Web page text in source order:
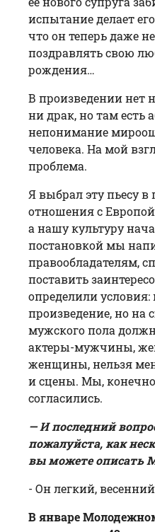
испытание делает
что он теперь даже
поздравлять свою
рождения…
В произведении нет
ни драк, но там есть
непонимание
человека. На мой
проблема.
Я выбрал эту пьесу в
отношения с
а нашу культуру
постановкой мы
правообладателям,
поставить
определили
произведение, но на
мужского пола
актеры-мужчины,
женщины, нельзя
и сцены. Мы, конечно
согласились.
— И последний
пожалуйста, как
вы можете описать
- Он легкий,
В январе